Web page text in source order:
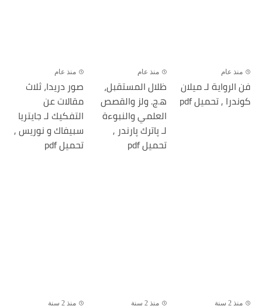
منذ عام
فن الرواية لـ میلان
كوندرا , تحميل pdf
منذ عام
ظلال المستقبل،
ھ.ج. ولز والقصص
العلمي والنبوءة
لـ پاترك پارندر ,
تحميل pdf
منذ عام
صور دريدا، ثلاث
مقالات عن
التفكيك لـ جايتريا
سبيفاك و نوریس ,
تحميل pdf
منذ 2 سنة منذ 2 سنة منذ 2 سنة